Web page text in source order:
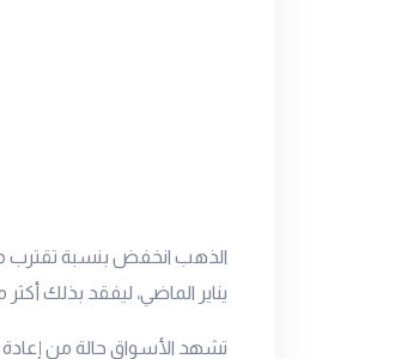
يناير الماضي، ليفقد بذلك أكثر من 1600 دولار
تشهد الأسواق حالة من إعادة